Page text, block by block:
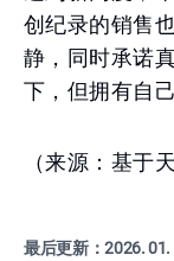
创纪录的销售
静，同时承诺
下，但拥有自
（来源：基于
最后更新：2026. 01.